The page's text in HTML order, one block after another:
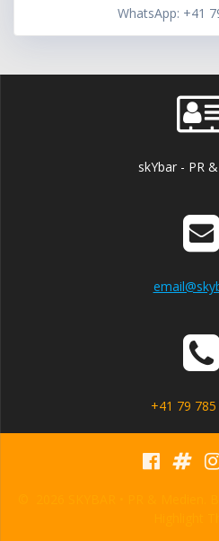
WhatsApp: +41
skYbar - PR
+41 79 785